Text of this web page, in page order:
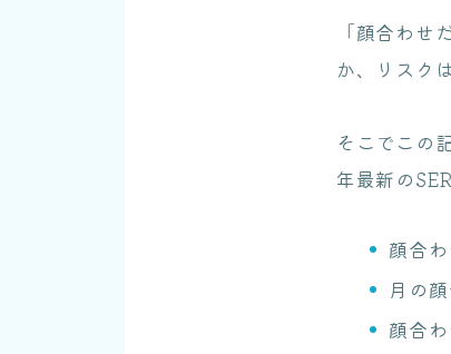
「顔合わ
か、リスク
そこでこの
年最新の
顔合
月の
顔合